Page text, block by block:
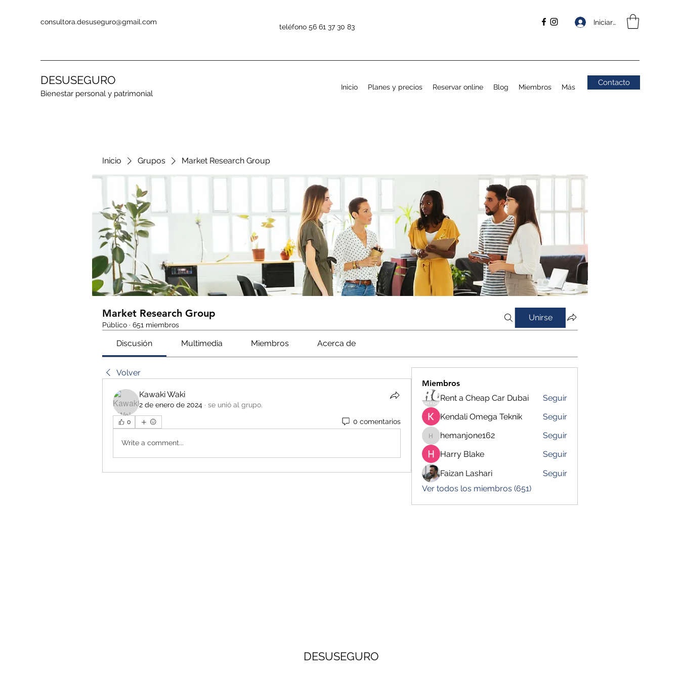
consultora.desuseguro@gmail.com Iniciar sesión
teléfono 56 61 37 30 83
DESUSEGURO
Bienestar personal y patrimonial
Inicio Planes y precios Reservar online Blog Miembros Más Contacto
Inicio Grupos Market Research Group
Market Research Group
Público · 651 miembros
Unirse
Discusión Multimedia Miembros Acerca de
Volver
Kawaki Waki
2 de enero de 2024 · se unió al grupo.
0 0 comentarios
Write a comment...
Miembros
Rent a Cheap Car Dubai
Seguir
Kendali Omega Teknik
Seguir
hemanjone162
hemanjone162
Seguir
Harry Blake
Seguir
Faizan Lashari
Seguir
Ver todos los miembros (651)
DESUSEGURO